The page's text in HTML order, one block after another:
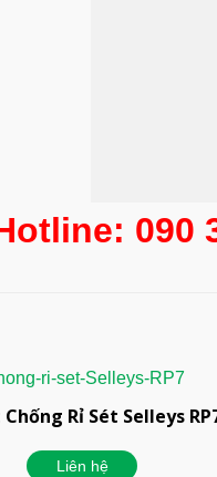
090
Rỉ Sét Selleys
Liên hệ